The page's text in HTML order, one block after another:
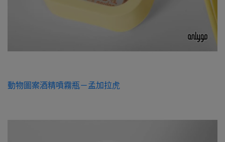
動物圖案酒精噴霧瓶－孟加拉虎